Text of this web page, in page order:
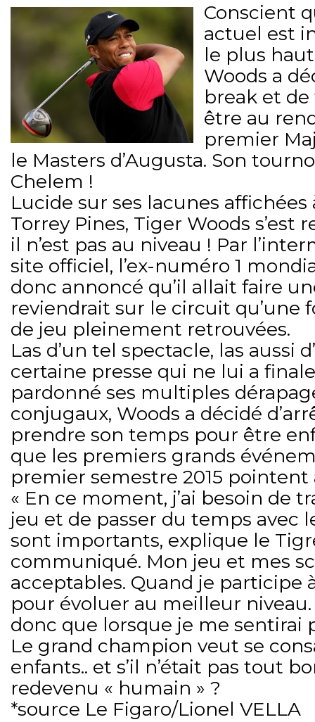
Conscient
actuel est
le plus
Woods a
break et
être au
premier
le Masters d’Augusta. Son
Chelem !
Lucide sur ses lacunes affichées
Torrey Pines, Tiger Woods s’est
il n’est pas au niveau ! Par
site officiel, l’ex-numéro 1
donc annoncé qu’il allait faire
reviendrait sur le circuit qu’une
de jeu pleinement retrouvées.
Las d’un tel spectacle, las aussi
certaine presse qui ne lui a
pardonné ses multiples
conjugaux, Woods a décidé
prendre son temps pour être
que les premiers grands
premier semestre 2015 pointent
« En ce moment, j’ai besoin de
jeu et de passer du temps avec
sont importants, explique le
communiqué. Mon jeu et mes
acceptables. Quand je participe
pour évoluer au meilleur
donc que lorsque je me sentirai
Le grand champion veut se
enfants.. et s’il n’était pas tout
redevenu « humain » ?
*source Le Figaro/Lionel VELLA